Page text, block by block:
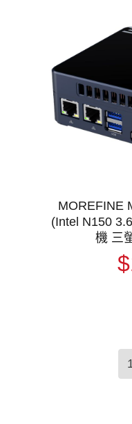
MOREFINE
(Intel N150
機 三